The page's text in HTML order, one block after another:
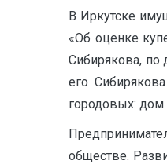
В Иркутске
«Об оценке
Сибирякова, по
его
городовых:
обществе.